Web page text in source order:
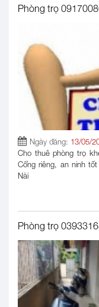
Phòng trọ
Ngày đăng: 13/05/
Cho thuê phòng trọ
Cổng riêng, an ninh
Nài
Phòng trọ